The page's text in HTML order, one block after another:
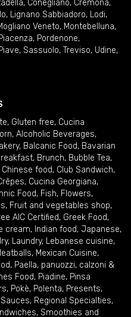
, Conegliano, Cremona,
, Lignano Sabbiadoro, Lodi,
Veneto, Montebelluna,
, Pordenone,
, Sassuolo, Treviso, Udine,
, Gluten free, Cucina
, Alcoholic Beverages,
, Balcanic Food, Bavarian
, Brunch, Bubble Tea,
Chinese food, Club Sandwich,
, Cucina Georgiana,
Food, Fish, Flowers,
, Fruit and vegetables shop,
AIC Certified, Greek Food,
cream, Indian food, Japanese,
, Laundry, Lebanese cuisine,
, Mexican Cuisine,
, Paella, panuozzi, calzoni &
Food, Piadine, Pinsa
, Pokè, Polenta, Presents,
, Regional Specialties,
, Smoothies and